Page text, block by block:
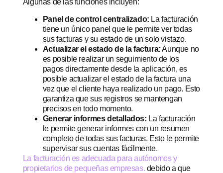
Algunas de las funciones incluyen:
Panel de control centralizado: La facturación
tiene un único panel que le permite ver todas
sus facturas y su estado de un solo vistazo.
Actualizar el estado de la factura:Aunque no
es posible realizar un seguimiento de los
pagos directamente desde la aplicación, es
posible actualizar el estado de la factura una
vez que el cliente haya realizado un pago. Esto
garantiza que sus registros se mantengan
precisos en todo momento.
Generar informes detallados: La facturación
le permite generar informes con un resumen
completo de todas sus facturas. Esto le permite
supervisar sus cuentas fácilmente.
La facturación es adecuada para autónomos y
propietarios de pequeñas empresas. debido a que